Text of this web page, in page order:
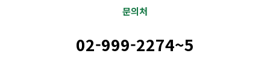
문의처
02-999-2274~5